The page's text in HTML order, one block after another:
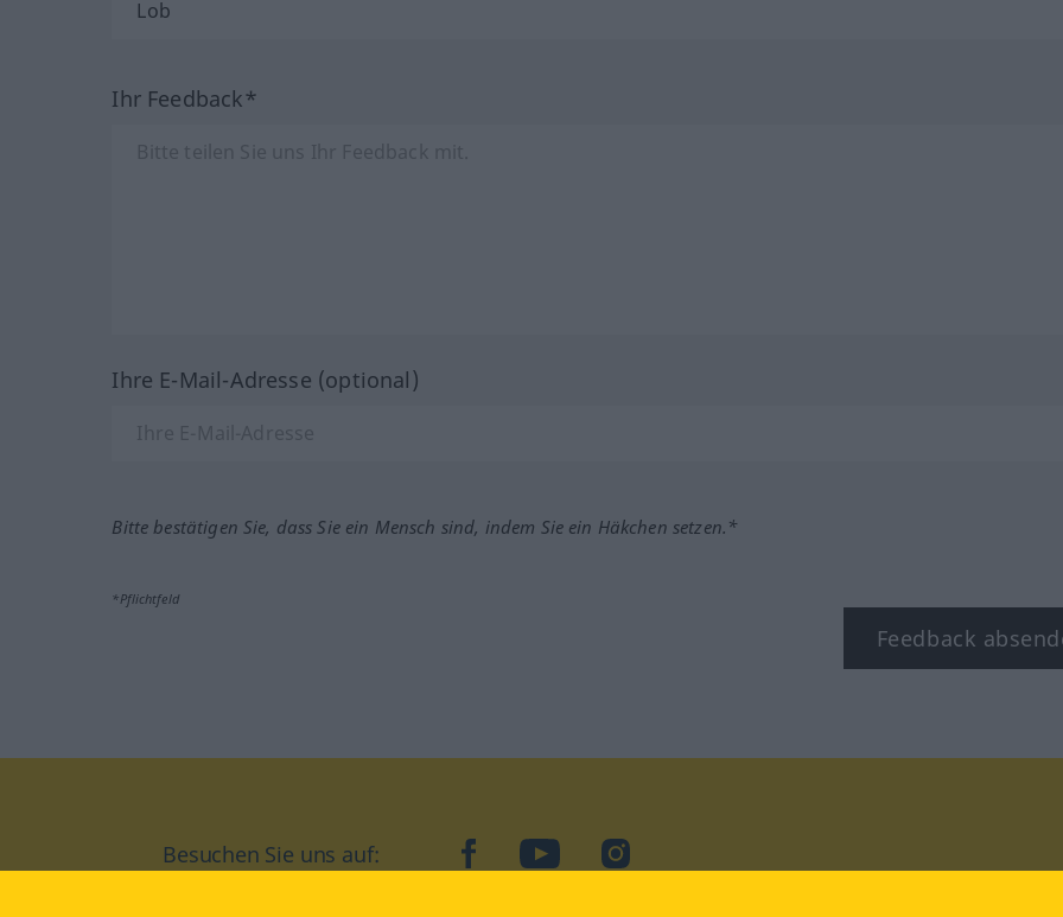
Ihr Feedback*
Ihre E-Mail-Adresse (optional)
Bitte bestätigen Sie, dass Sie ein Mensch sind, indem Sie ein Häkchen setzen.*
*Pflichtfeld
Feedback
Besuchen Sie uns auf: facebookYouTubeInstagram